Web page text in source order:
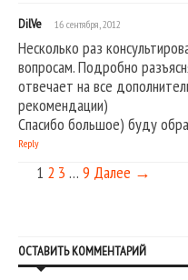
DilVe 16 сентября, 2012
Несколько раз
вопросам. Подробно
отвечает на все
рекомендации)
Спасибо большое) буду
Reply
1 2 3 … 9 Далее →
ОСТАВИТЬ КОММЕНТАРИЙ